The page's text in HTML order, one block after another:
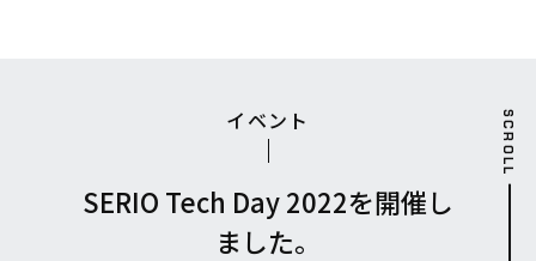
SCROLL
イベント
SERIO Tech Day 2022を開催し
ました。